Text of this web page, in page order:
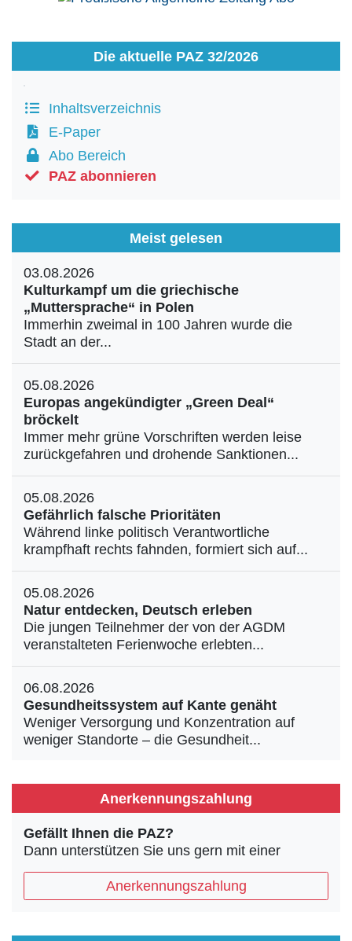
Die aktuelle PAZ 32/2026
Inhaltsverzeichnis
E-Paper
Abo Bereich
PAZ abonnieren
Meist gelesen
03.08.2026
Kulturkampf um die griechische
„Muttersprache“ in Polen
Immerhin zweimal in 100 Jahren wurde die
Stadt an der...
05.08.2026
Europas angekündigter „Green Deal“
bröckelt
Immer mehr grüne Vorschriften werden leise
zurückgefahren und drohende Sanktionen...
05.08.2026
Gefährlich falsche Prioritäten
Während linke politisch Verantwortliche
krampfhaft rechts fahnden, formiert sich auf...
05.08.2026
Natur entdecken, Deutsch erleben
Die jungen Teilnehmer der von der AGDM
veranstalteten Ferienwoche erlebten...
06.08.2026
Gesundheitssystem auf Kante genäht
Weniger Versorgung und Konzentration auf
weniger Standorte – die Gesundheit...
Anerkennungszahlung
Gefällt Ihnen die PAZ?
Dann unterstützen Sie uns gern mit einer
Anerkennungszahlung